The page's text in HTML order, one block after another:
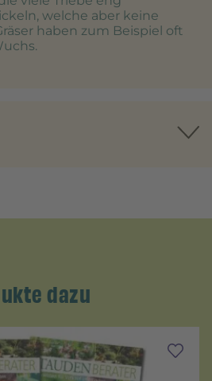
welche aber keine
haben zum Beispiel oft
dazu